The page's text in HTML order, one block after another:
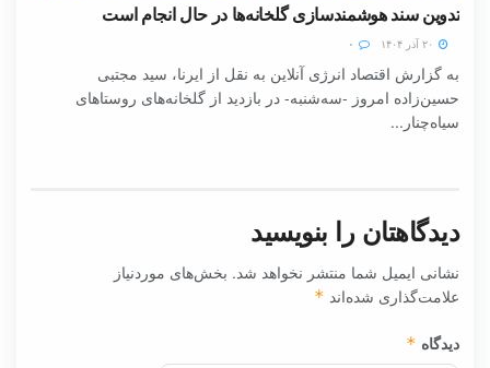
تدوین سند هوشمندسازی گلخانه‌ها در حال انجام است
به گزارش اقتصاد انرژی آنلاین به نقل از ایرنا، سید مجتبی
حسین‌زاده امروز -سه‌شنبه- در بازدید از گلخانه‌های روستاهای
سیاه‌چنار...
دیدگاهتان را بنویسید
نشانی ایمیل شما منتشر نخواهد شد. بخش‌های موردنیاز
علامت‌گذاری شده‌اند *
دیدگاه *